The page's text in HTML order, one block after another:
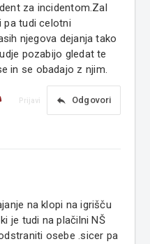
za incidentom.Zal
pa tudi celotni
njegova dejanja tako
pozabijo gledat te
in se obadajo z njim.
reply Odgovori
Prijavi
na klopi na igrišču
je tudi na plačilni NŠ
osebe .sicer pa